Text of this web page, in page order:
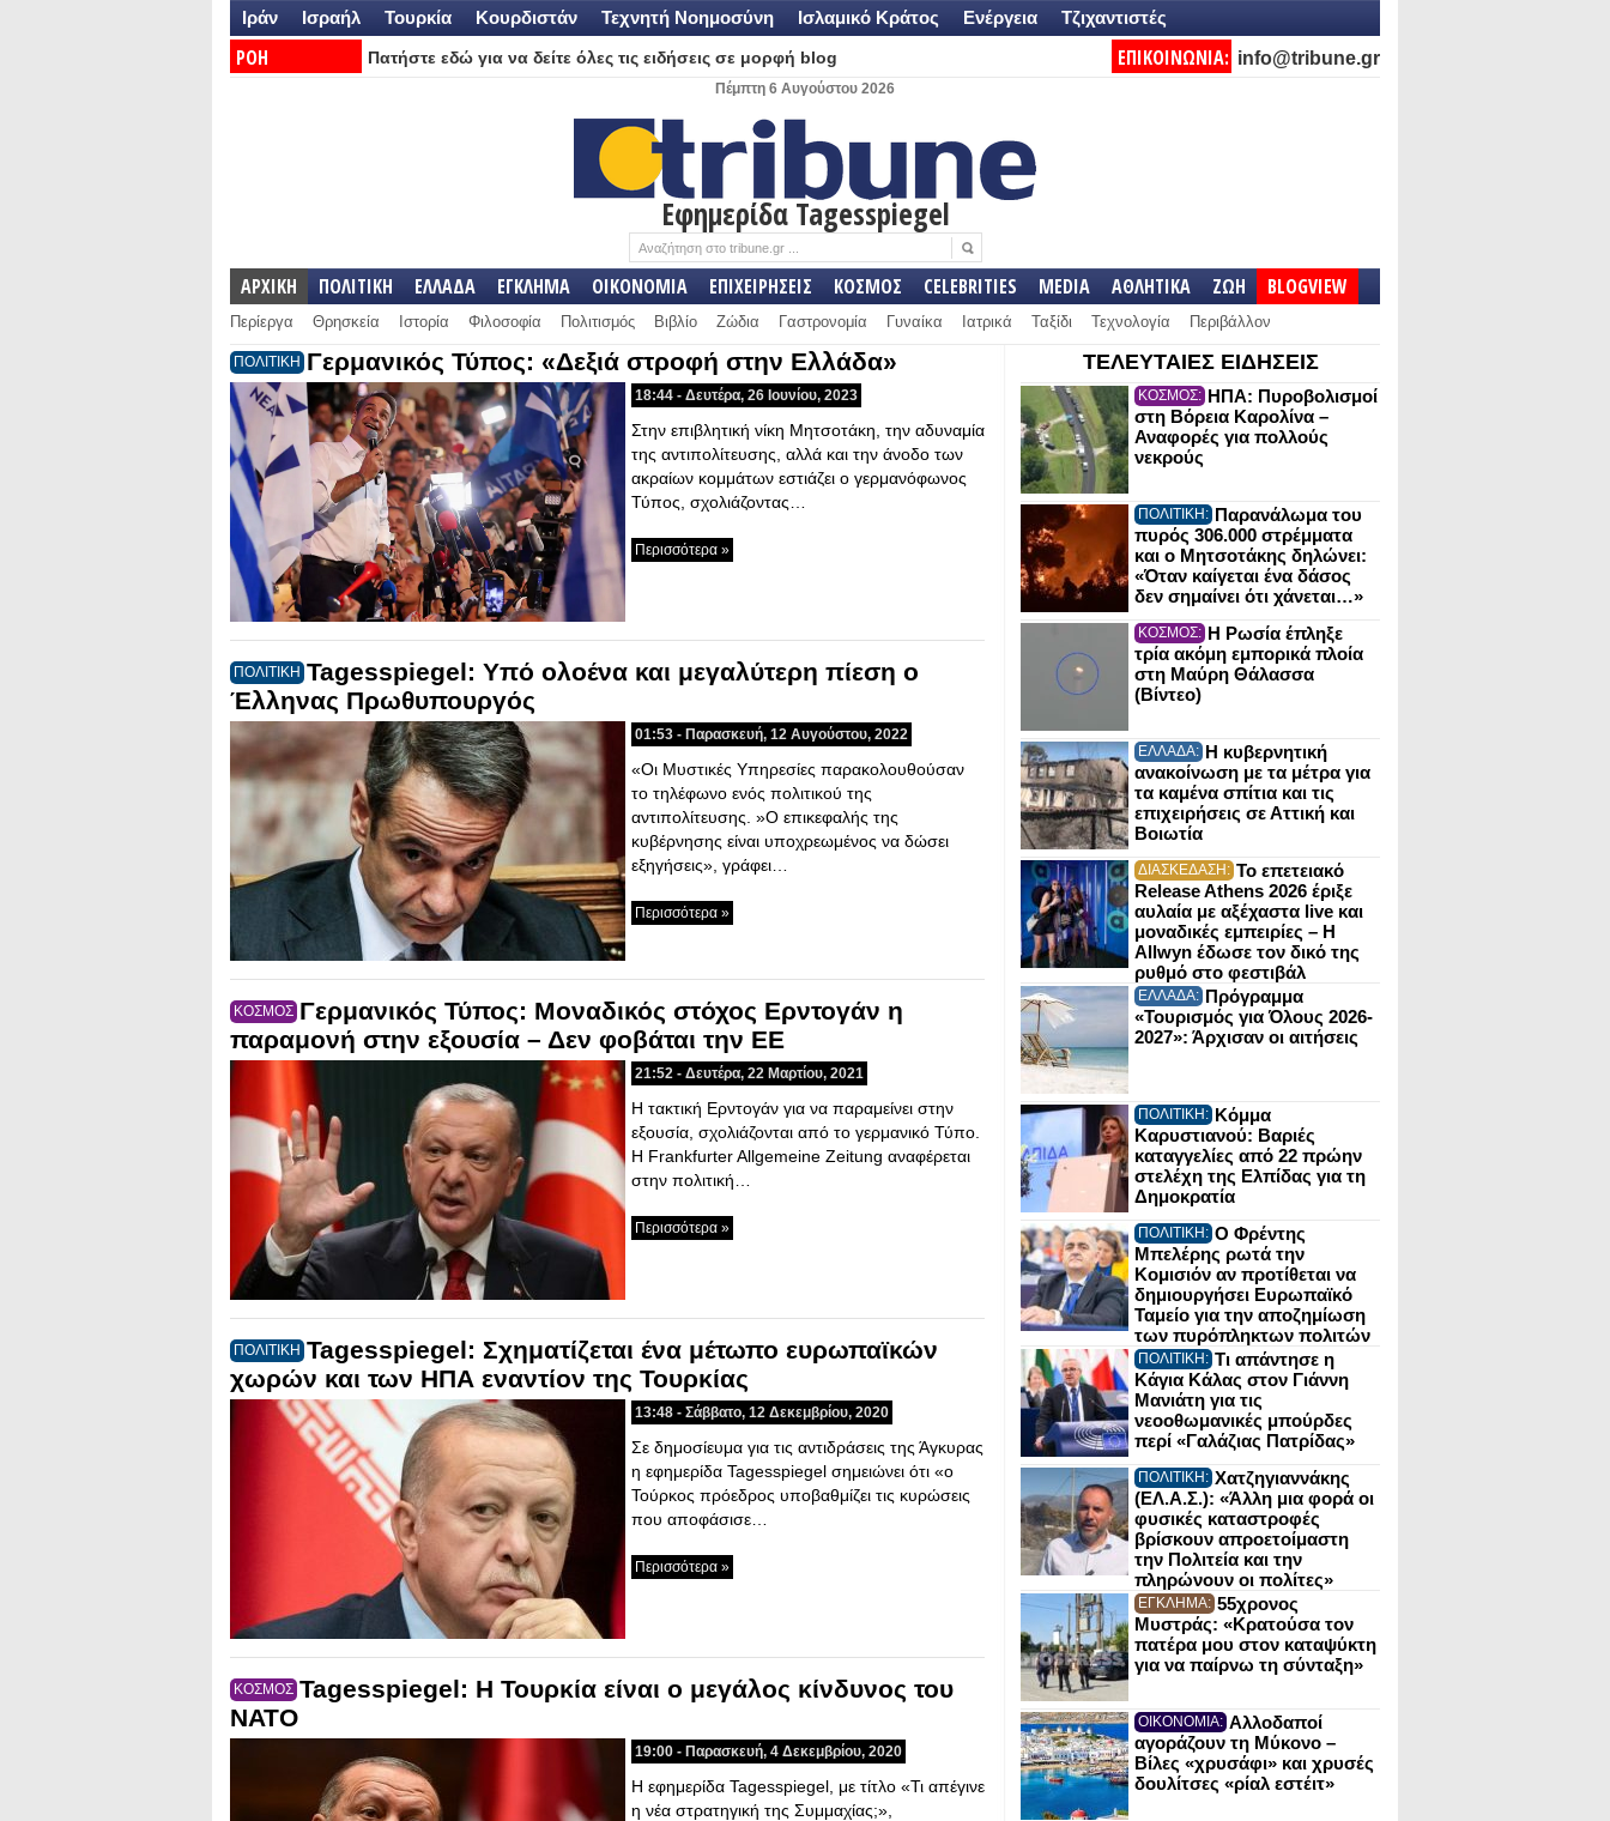
Ιράν Ισραήλ Τουρκία Κουρδιστάν Τεχνητή Νοημοσύνη Ισλαμικό Κράτος Ενέργεια Τζιχαντιστές
ΡΟΗ
Πατήστε εδώ για να δείτε όλες τις ειδήσεις σε μορφή blog ΕΠΙΚΟΙΝΩΝΙΑ: info@tribune.gr
Πέμπτη 6 Αυγούστου 2026
Εφημερίδα Tagesspiegel
ΑΡΧΙΚΗ ΠΟΛΙΤΙΚΗ ΕΛΛΑΔΑ ΕΓΚΛΗΜΑ ΟΙΚΟΝΟΜΙΑ ΕΠΙΧΕΙΡΗΣΕΙΣ ΚΟΣΜΟΣ CELEBRITIES MEDIA ΑΘΛΗΤΙΚΑ ΖΩΗ BLOGVIEW
Περίεργα Θρησκεία Ιστορία Φιλοσοφία Πολιτισμός Βιβλίο Ζώδια Γαστρονομία Γυναίκα Ιατρικά Ταξίδι Τεχνολογία Περιβάλλον
ΠΟΛΙΤΙΚΗ Γερμανικός Τύπος: «Δεξιά στροφή στην Ελλάδα»
18:44 - Δευτέρα, 26 Ιουνίου, 2023
Στην επιβλητική νίκη Μητσοτάκη, την αδυναμία
της αντιπολίτευσης, αλλά και την άνοδο των
ακραίων κομμάτων εστιάζει ο γερμανόφωνος
Τύπος, σχολιάζοντας…
Περισσότερα »
ΠΟΛΙΤΙΚΗ Tagesspiegel: Υπό ολοένα και μεγαλύτερη πίεση ο
Έλληνας Πρωθυπουργός
01:53 - Παρασκευή, 12 Αυγούστου, 2022
«Οι Μυστικές Υπηρεσίες παρακολουθούσαν
το τηλέφωνο ενός πολιτικού της
αντιπολίτευσης. »Ο επικεφαλής της
κυβέρνησης είναι υποχρεωμένος να δώσει
εξηγήσεις», γράφει…
Περισσότερα »
ΚΟΣΜΟΣ Γερμανικός Τύπος: Μοναδικός στόχος Ερντογάν η
παραμονή στην εξουσία – Δεν φοβάται την ΕΕ
21:52 - Δευτέρα, 22 Μαρτίου, 2021
Η τακτική Ερντογάν για να παραμείνει στην
εξουσία, σχολιάζονται από το γερμανικό Τύπο.
Η Frankfurter Allgemeine Zeitung αναφέρεται
στην πολιτική…
Περισσότερα »
ΠΟΛΙΤΙΚΗ Tagesspiegel: Σχηματίζεται ένα μέτωπο ευρωπαϊκών
χωρών και των ΗΠΑ εναντίον της Τουρκίας
13:48 - Σάββατο, 12 Δεκεμβρίου, 2020
Σε δημοσίευμα για τις αντιδράσεις της Άγκυρας
η εφημερίδα Tagesspiegel σημειώνει ότι «ο
Τούρκος πρόεδρος υποβαθμίζει τις κυρώσεις
που αποφάσισε…
Περισσότερα »
ΚΟΣΜΟΣ Tagesspiegel: Η Τουρκία είναι ο μεγάλος κίνδυνος του
ΝΑΤΟ
19:00 - Παρασκευή, 4 Δεκεμβρίου, 2020
Η εφημερίδα Tagesspiegel, με τίτλο «Τι απέγινε
η νέα στρατηγική της Συμμαχίας;»,
ΤΕΛΕΥΤΑΙΕΣ ΕΙΔΗΣΕΙΣ
ΚΟΣΜΟΣ: ΗΠΑ: Πυροβολισμοί
στη Βόρεια Καρολίνα –
Αναφορές για πολλούς
νεκρούς
ΠΟΛΙΤΙΚΗ: Παρανάλωμα του
πυρός 306.000 στρέμματα
και ο Μητσοτάκης δηλώνει:
«Όταν καίγεται ένα δάσος
δεν σημαίνει ότι χάνεται…»
ΚΟΣΜΟΣ: Η Ρωσία έπληξε
τρία ακόμη εμπορικά πλοία
στη Μαύρη Θάλασσα
(Βίντεο)
ΕΛΛΑΔΑ: Η κυβερνητική
ανακοίνωση με τα μέτρα για
τα καμένα σπίτια και τις
επιχειρήσεις σε Αττική και
Βοιωτία
ΔΙΑΣΚΕΔΑΣΗ: Το επετειακό
Release Athens 2026 έριξε
αυλαία με αξέχαστα live και
μοναδικές εμπειρίες – Η
Allwyn έδωσε τον δικό της
ρυθμό στο φεστιβάλ
ΕΛΛΑΔΑ: Πρόγραμμα
«Τουρισμός για Όλους 2026-
2027»: Άρχισαν οι αιτήσεις
ΠΟΛΙΤΙΚΗ: Κόμμα
Καρυστιανού: Βαριές
καταγγελίες από 22 πρώην
στελέχη της Ελπίδας για τη
Δημοκρατία
ΠΟΛΙΤΙΚΗ: Ο Φρέντης
Μπελέρης ρωτά την
Κομισιόν αν προτίθεται να
δημιουργήσει Ευρωπαϊκό
Ταμείο για την αποζημίωση
των πυρόπληκτων πολιτών
ΠΟΛΙΤΙΚΗ: Τι απάντησε η
Κάγια Κάλας στον Γιάννη
Μανιάτη για τις
νεοοθωμανικές μπούρδες
περί «Γαλάζιας Πατρίδας»
ΠΟΛΙΤΙΚΗ: Χατζηγιαννάκης
(ΕΛ.Α.Σ.): «Άλλη μια φορά οι
φυσικές καταστροφές
βρίσκουν απροετοίμαστη
την Πολιτεία και την
πληρώνουν οι πολίτες»
ΕΓΚΛΗΜΑ: 55χρονος
Μυστράς: «Κρατούσα τον
πατέρα μου στον καταψύκτη
για να παίρνω τη σύνταξη»
ΟΙΚΟΝΟΜΙΑ: Αλλοδαποί
αγοράζουν τη Μύκονο –
Βίλες «χρυσάφι» και χρυσές
δουλίτσες «ρίαλ εστέιτ»